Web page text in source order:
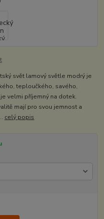
svět lamový světle modrý je
teploučkého, savého,
velmi příjemný na dotek.
mají pro svou jemnost a
celý popis